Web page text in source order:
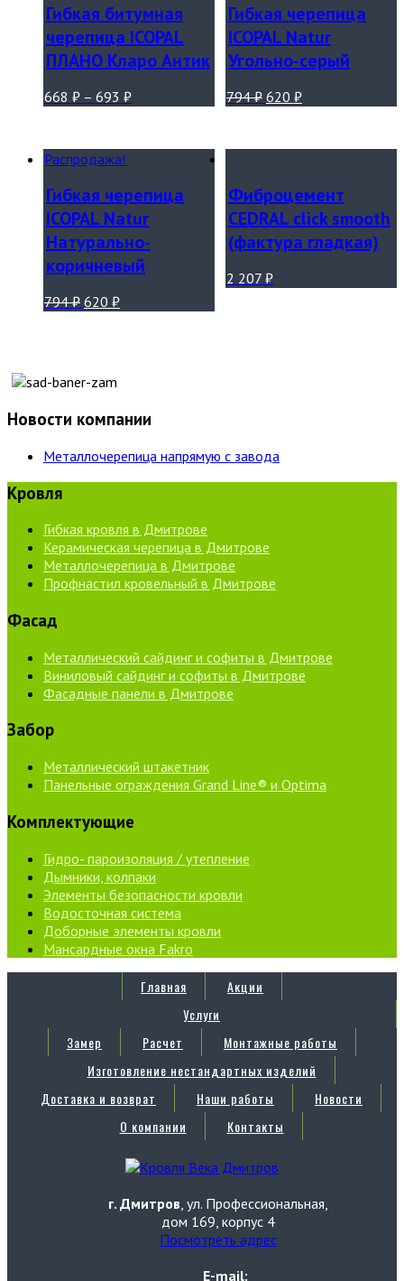
Гибкая битумная
черепица ICOPAL
ПЛАНО Кларо Антик
668 ₽ – 693 ₽
Гибкая черепица
ICOPAL Natur
Угольно-серый
794₽ 620 ₽
Распродажа!
Гибкая черепица
ICOPAL Natur
Натурально-
коричневый
794₽ 620 ₽
Фиброцемент
CEDRAL click smooth
(фактура гладкая)
2 207 ₽
Новости компании
Металлочерепица напрямую с завода
Кровля
Гибкая кровля в Дмитрове
Керамическая черепица в Дмитрове
Металлочерепица в Дмитрове
Профнастил кровельный в Дмитрове
Фасад
Металлический сайдинг и софиты в Дмитрове
Виниловый сайдинг и софиты в Дмитрове
Фасадные панели в Дмитрове
Забор
Металлический штакетник
Панельные ограждения Grand Line® и Optima
Комплектующие
Гидро- пароизоляция / утепление
Дымники, колпаки
Элементы безопасности кровли
Водосточная система
Доборные элементы кровли
Мансардные окна Fakro
Главная
Акции
Услуги
Замер
Расчет
Монтажные работы
Изготовление нестандартных изделий
Доставка и возврат
Наши работы
Новости
О компании
Контакты
г. Дмитров , ул. Профессиональная,
дом 169, корпус 4
Посмотреть адрес
E-mail: